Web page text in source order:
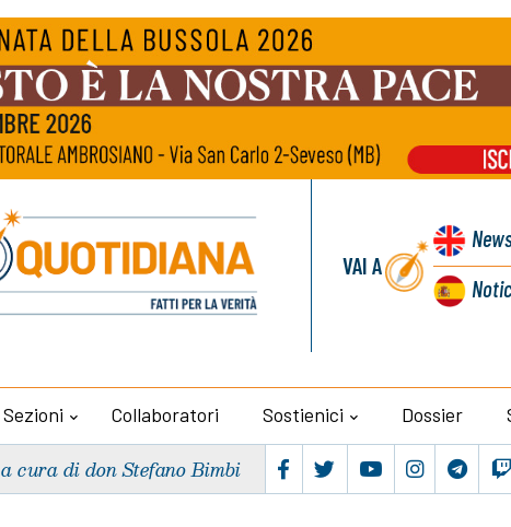
VAI A
Sezioni Collaboratori Sostienici Dossier
a cura di don Stefano Bimbi